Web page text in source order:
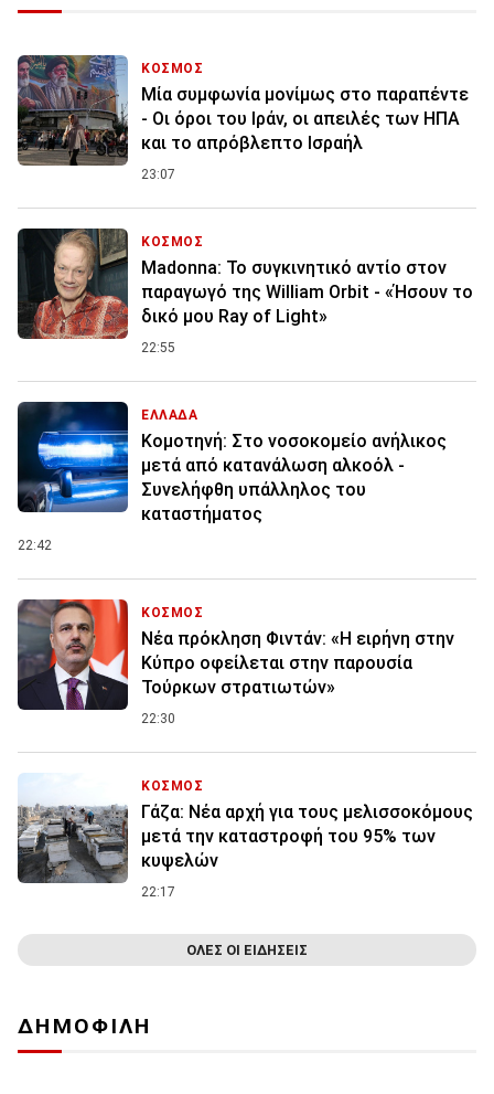
ΚΟΣΜΟΣ
Μία συμφωνία μονίμως στο παραπέντε
- Οι όροι του Ιράν, οι απειλές των ΗΠΑ
και το απρόβλεπτο Ισραήλ
23:07
ΚΟΣΜΟΣ
Madonna: Το συγκινητικό αντίο στον
παραγωγό της William Orbit - «Ήσουν το
δικό μου Ray of Light»
22:55
ΕΛΛΑΔΑ
Κομοτηνή: Στο νοσοκομείο ανήλικος
μετά από κατανάλωση αλκοόλ -
Συνελήφθη υπάλληλος του
καταστήματος
22:42
ΚΟΣΜΟΣ
Νέα πρόκληση Φιντάν: «Η ειρήνη στην
Κύπρο οφείλεται στην παρουσία
Τούρκων στρατιωτών»
22:30
ΚΟΣΜΟΣ
Γάζα: Νέα αρχή για τους μελισσοκόμους
μετά την καταστροφή του 95% των
κυψελών
22:17
ΟΛΕΣ ΟΙ ΕΙΔΗΣΕΙΣ
ΔΗΜΟΦΙΛΗ